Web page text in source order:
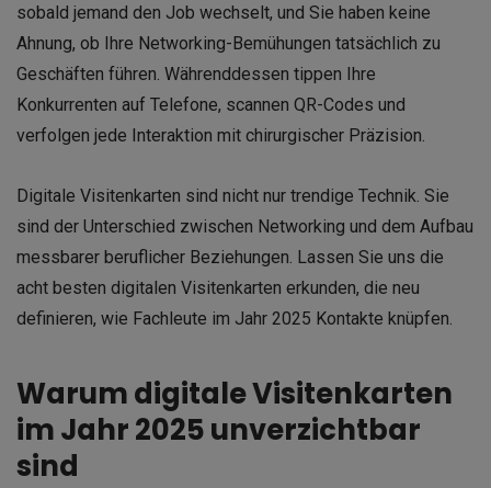
sobald jemand den Job wechselt, und Sie haben keine
Ahnung, ob Ihre Networking-Bemühungen tatsächlich zu
Geschäften führen. Währenddessen tippen Ihre
Konkurrenten auf Telefone, scannen QR-Codes und
verfolgen jede Interaktion mit chirurgischer Präzision.
Digitale Visitenkarten sind nicht nur trendige Technik. Sie
sind der Unterschied zwischen Networking und dem Aufbau
messbarer beruflicher Beziehungen. Lassen Sie uns die
acht besten digitalen Visitenkarten erkunden, die neu
definieren, wie Fachleute im Jahr 2025 Kontakte knüpfen.
Warum digitale Visitenkarten
im Jahr 2025 unverzichtbar
sind